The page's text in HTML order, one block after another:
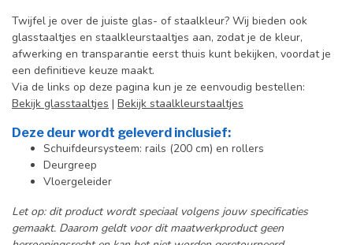
Twijfel je over de juiste glas- of staalkleur? Wij bieden ook
glasstaaltjes en staalkleurstaaltjes aan, zodat je de kleur,
afwerking en transparantie eerst thuis kunt bekijken, voordat je
een definitieve keuze maakt.
Via de links op deze pagina kun je ze eenvoudig bestellen:
Bekijk glasstaaltjes | Bekijk staalkleurstaaltjes
Deze deur wordt geleverd inclusief:
Schuifdeursysteem: rails (200 cm) en rollers
Deurgreep
Vloergeleider
Let op: dit product wordt speciaal volgens jouw specificaties
gemaakt. Daarom geldt voor dit maatwerkproduct geen